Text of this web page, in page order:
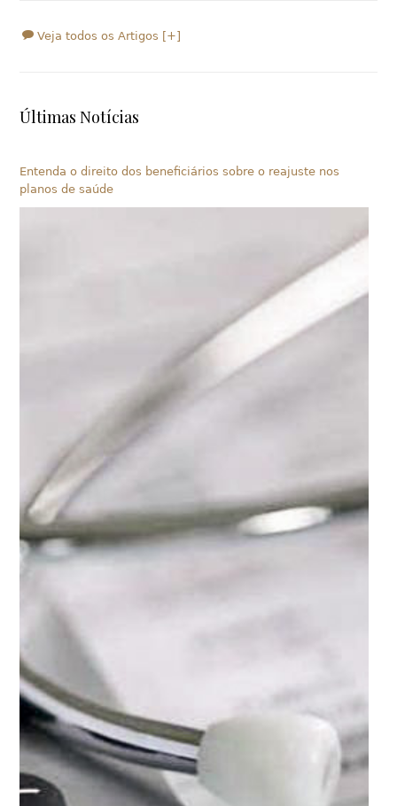
Veja todos os Artigos [+]
Últimas Notícias
Entenda o direito dos beneficiários sobre o reajuste nos
planos de saúde